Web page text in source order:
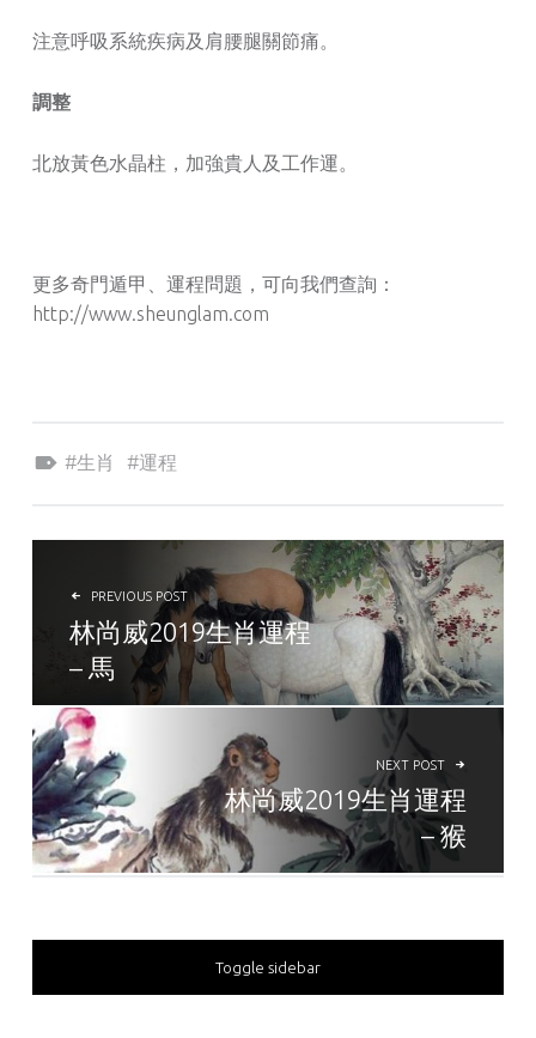
注意呼吸系統疾病及肩腰腿關節痛。
調整
北放黃色水晶柱，加強貴人及工作運。
更多奇門遁甲、運程問題，可向我們查詢：
http://www.sheunglam.com
生肖
運程
POST NAVIGATION
PREVIOUS POST
林尚威2019生肖運程
– 馬
NEXT POST
林尚威2019生肖運程
– 猴
SIDEBAR
Toggle sidebar